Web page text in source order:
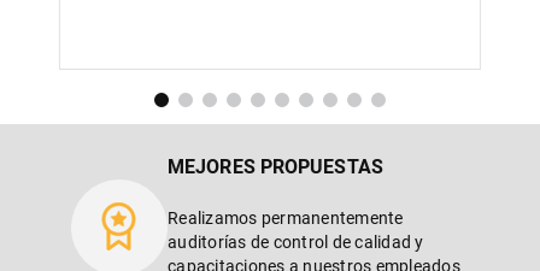
MEJORES PROPUESTAS
Realizamos permanentemente
capacitaciones a nuestros empleados